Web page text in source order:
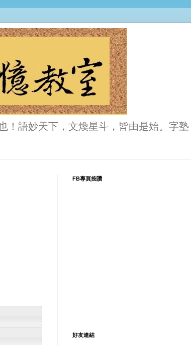
！語妙天下，文煥星斗，皆由是始。字塾
FB專頁按讚
好友連結